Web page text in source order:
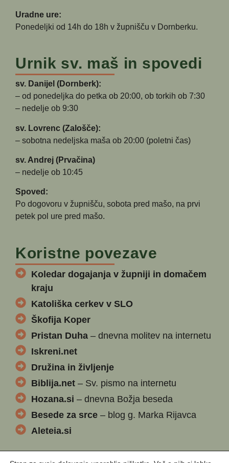
Uradne ure:
Ponedeljki od 14h do 18h v župnišču v Dornberku.
Urnik sv. maš in spovedi
sv. Danijel (Dornberk):
– od ponedeljka do petka ob 20:00, ob torkih ob 7:30
– nedelje ob 9:30
sv. Lovrenc (Zalošče):
– sobotna nedeljska maša ob 20:00 (poletni čas)
sv. Andrej (Prvačina)
– nedelje ob 10:45
Spoved:
Po dogovoru v župnišču, sobota pred mašo, na prvi
petek pol ure pred mašo.
Koristne povezave
Koledar dogajanja v župniji in domačem
kraju
Katoliška cerkev v SLO
Škofija Koper
Pristan Duha – dnevna molitev na internetu
Iskreni.net
Družina in življenje
Biblija.net – Sv. pismo na internetu
Hozana.si – dnevna Božja beseda
Besede za srce – blog g. Marka Rijavca
Aleteia.si